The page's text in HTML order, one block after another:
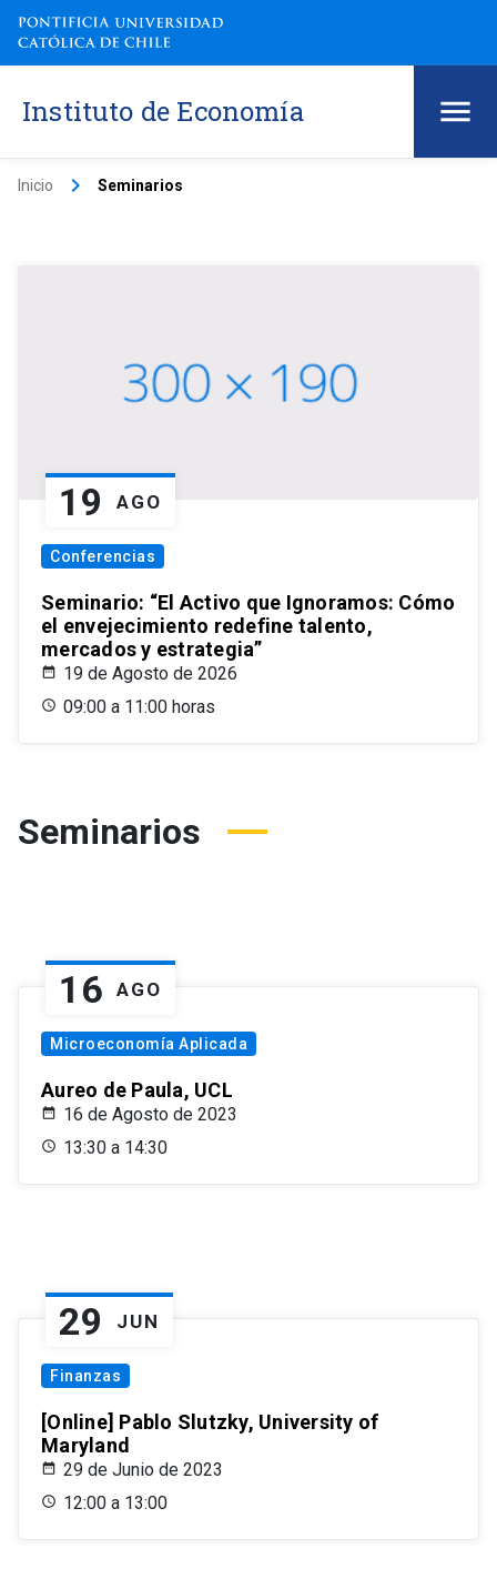
Instituto de Economía
Inicio keyboard_arrow_right Seminarios
19 AGO
Conferencias
Seminario: “El Activo que Ignoramos: Cómo
el envejecimiento redefine talento,
mercados y estrategia”
19 de Agosto de 2026
09:00 a 11:00 horas
Seminarios
16 AGO
Microeconomía Aplicada
Aureo de Paula, UCL
16 de Agosto de 2023
13:30 a 14:30
29 JUN
Finanzas
[Online] Pablo Slutzky, University of
Maryland
29 de Junio de 2023
12:00 a 13:00